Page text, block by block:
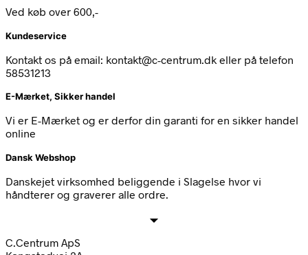
Ved køb over 600,-
Kundeservice
Kontakt os på email: kontakt@c-centrum.dk eller på telefon
58531213
E-Mærket, Sikker handel
Vi er E-Mærket og er derfor din garanti for en sikker handel
online
Dansk Webshop
Danskejet virksomhed beliggende i Slagelse hvor vi
håndterer og graverer alle ordre.
C.Centrum ApS